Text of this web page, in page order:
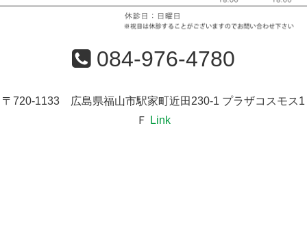
084-976-4780
〒720-1133 広島県福山市駅家町近田230-1 プラザコスモス1
Ｆ
Link